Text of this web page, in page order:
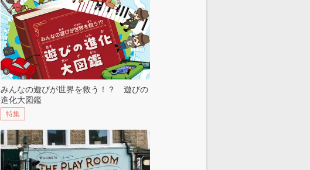
みんなの遊びが世界を救う！？ 遊びの
進化大図鑑
特集